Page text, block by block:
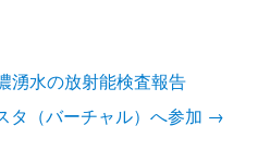
湧水の放射能検査報告
タ（バーチャル）へ参加 →